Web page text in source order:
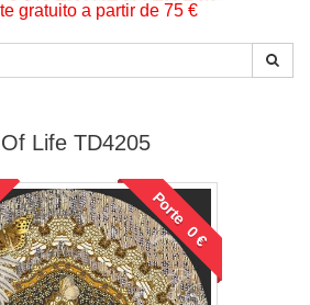
gratuito a partir de 75 €
Life TD4205
Porte 0 €